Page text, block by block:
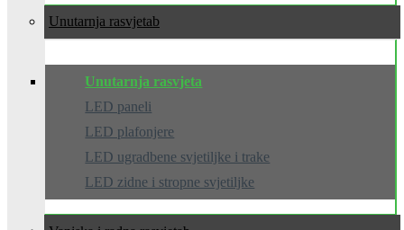
Unutarnja rasvjeta
Unutarnja rasvjeta
LED paneli
LED plafonjere
LED ugradbene svjetiljke i trake
LED zidne i stropne svjetiljke